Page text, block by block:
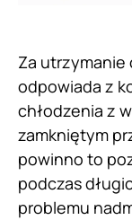
Za
odpowiada z
chłodzenia z
zamkniętym
powinno to
podczas
problemu